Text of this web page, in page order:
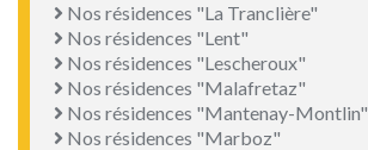
Nos résidences "La Tranclière"
Nos résidences "Lent"
Nos résidences "Lescheroux"
Nos résidences "Malafretaz"
Nos résidences "Mantenay-Montlin"
Nos résidences "Marboz"